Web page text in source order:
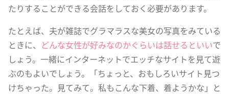
たりすることができる会話をしておく必要があります。
たとえば、夫が雑誌でグラマラスな美女の写真をみている
ときに、 どんな女性が好みなのかぐらいは話せるといいで
しょう。一緒にインターネットでエッチなサイトを見て遊
ぶのもよいでしょう。「ちょっと、おもしろいサイト見つ
けちゃった。見てみて。私もこんな下着、着ようかな」と